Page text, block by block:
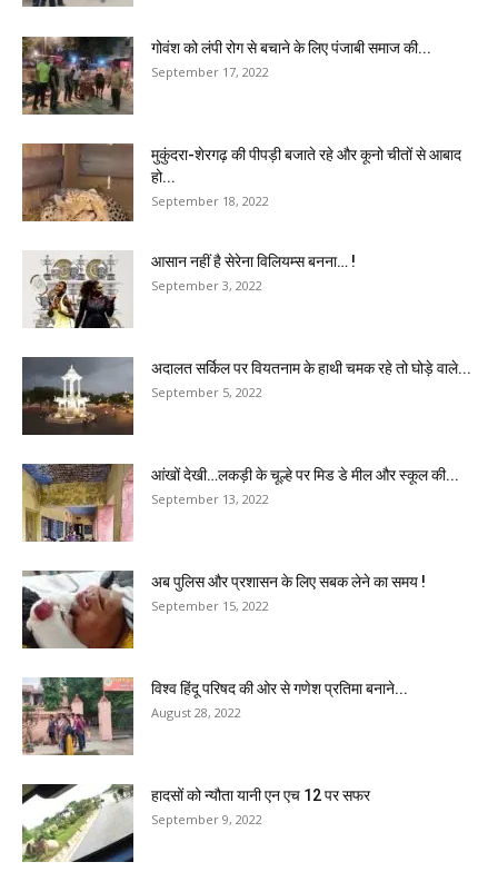
गोवंश को लंपी रोग से बचाने के लिए पंजाबी समाज की...
September 17, 2022
मुकुंदरा-शेरगढ़ की पीपड़ी बजाते रहे और कूनो चीतों से आबाद
हो...
September 18, 2022
आसान नहीं है सेरेना विलियम्स बनना… !
September 3, 2022
अदालत सर्किल पर वियतनाम के हाथी चमक रहे तो घोड़े वाले...
September 5, 2022
आंखों देखी…लकड़ी के चूल्हे पर मिड डे मील और स्कूल की...
September 13, 2022
अब पुलिस और प्रशासन के लिए सबक लेने का समय !
September 15, 2022
विश्व हिंदू परिषद की ओर से गणेश प्रतिमा बनाने...
August 28, 2022
हादसों को न्यौता यानी एन एच 12 पर सफर
September 9, 2022